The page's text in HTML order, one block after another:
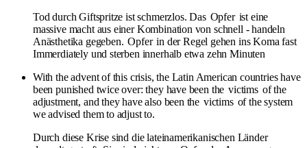
Tod durch Giftspritze ist schmerzlos. Das Opfer ist eine
massive macht aus einer Kombination von schnell - handeln
Anästhetika gegeben. Opfer in der Regel gehen ins Koma fast
Immerdiately und sterben innerhalb etwa zehn Minuten
With the advent of this crisis, the Latin American countries have
been punished twice over: they have been the victims of the
adjustment, and they have also been the victims of the system
we advised them to adjust to.
Durch diese Krise sind die lateinamerikanischen Länder